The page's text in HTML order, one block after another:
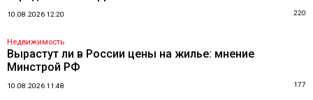
10.08.2026 12:20 220
Недвижимость
Вырастут ли в России цены на жилье: мнение
Минстрой РФ
10.08.2026 11:48 177